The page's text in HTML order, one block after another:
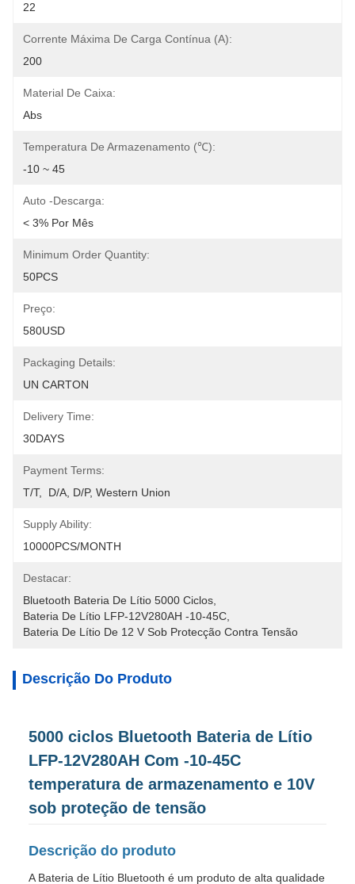
22
Corrente Máxima De Carga Contínua (A):
200
Material De Caixa:
Abs
Temperatura De Armazenamento (℃):
-10 ~ 45
Auto -descarga:
< 3% Por Mês
Minimum Order Quantity:
50PCS
Preço:
580USD
Packaging Details:
UN CARTON
Delivery Time:
30DAYS
Payment Terms:
T/T,  D/A, D/P, Western Union
Supply Ability:
10000PCS/MONTH
Destacar:
Bluetooth Bateria De Lítio 5000 Ciclos
Bateria De Lítio LFP-12V280AH -10-45C
Bateria De Lítio De 12 V Sob Protecção Contra Tensão
Descrição Do Produto
5000 ciclos Bluetooth Bateria de Lítio
LFP-12V280AH Com -10-45C
temperatura de armazenamento e 10V
sob proteção de tensão
Descrição do produto
A Bateria de Lítio Bluetooth é um produto de alta qualidade